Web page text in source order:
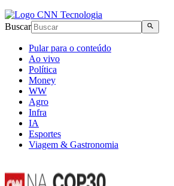
Buscar
Pular para o conteúdo
Ao vivo
Política
Money
WW
Agro
Infra
IA
Esportes
Viagem & Gastronomia